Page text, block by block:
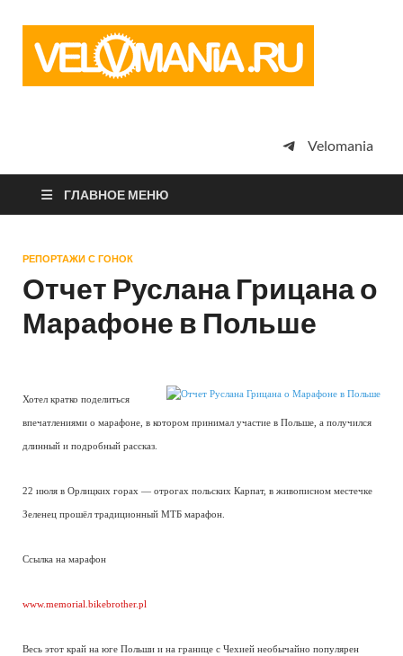
просто
Velomania
ГЛАВНОЕ МЕНЮ
РЕПОРТАЖИ С ГОНОК
Отчет Руслана Грицана о
Марафоне в Польше
Хотел кратко поделиться
впечатлениями о марафоне, в котором принимал участие в Польше, а получился
длинный и подробный рассказ.
22 июля в Орлицких горах — отрогах польских Карпат, в живописном местечке
Зеленец прошёл традиционный МТБ марафон.
Ссылка на марафон
www.memorial.bikebrother.pl
Весь этот край на юге Польши и на границе с Чехией необычайно популярен